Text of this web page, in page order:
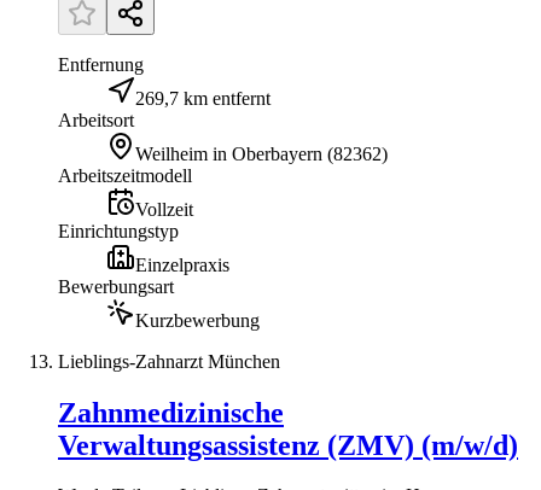
Entfernung
269,7 km entfernt
Arbeitsort
Weilheim in Oberbayern (82362)
Arbeitszeitmodell
Vollzeit
Einrichtungstyp
Einzelpraxis
Bewerbungsart
Kurzbewerbung
Lieblings-Zahnarzt München
Zahnmedizinische
Verwaltungsassistenz (ZMV) (m/w/d)